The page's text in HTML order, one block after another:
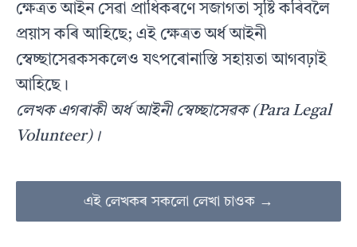
ক্ষেত্ৰত আইন সেৱা প্ৰাধিকৰণে সজাগতা সৃষ্টি কৰিবলৈ
প্ৰয়াস কৰি আহিছে; এই ক্ষেত্ৰত অৰ্ধ আইনী
স্বেচ্ছাসেৱকসকলেও যৎপৰোনাস্তি সহায়তা আগবঢ়াই
আহিছে।
লেখক এগৰাকী অৰ্ধ আইনী স্বেচ্ছাসেৱক (Para Legal
Volunteer)।
এই লেখকৰ সকলো লেখা চাওক →